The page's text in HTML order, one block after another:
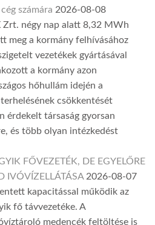
számára 2026-08-08
Zrt. négy nap alatt 8,32 MWh
meg a kormány felhívásához
vezetékek gyártásával
a kormány azon
hőhullám idején a
csökkentését
érdekelt társaság gyorsan
és több olyan intézkedést
FŐVEZETÉK, DE EGYELŐRE
IVÓVÍZELLÁTÁSA 2026-08-07
kapacitással működik az
fő távvezetéke. A
medencék feltöltése is